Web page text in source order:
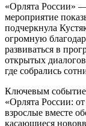
«Орлята России»
мероприятие
подчеркнула
огромную
развиваться в
открытых
где собрались
Ключевым
«Орлята России:
взрослые вместе
касающиеся